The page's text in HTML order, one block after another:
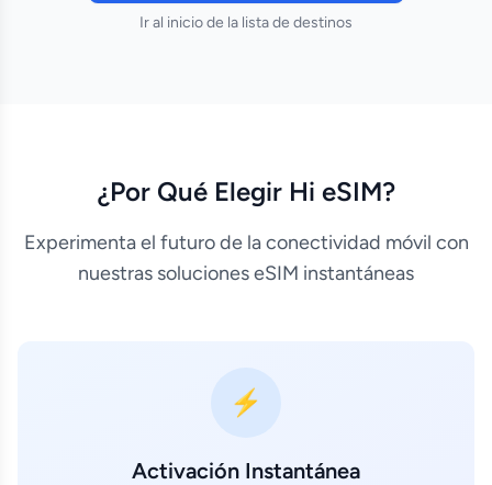
Ir al inicio de la lista de destinos
¿Por Qué Elegir Hi eSIM?
Experimenta el futuro de la conectividad móvil con
nuestras soluciones eSIM instantáneas
⚡
Activación Instantánea